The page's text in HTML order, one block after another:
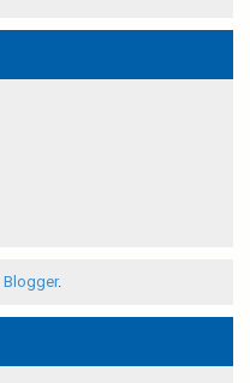
Blogger.